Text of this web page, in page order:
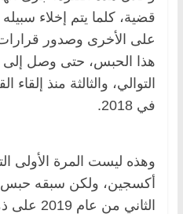
قضية، كلما يتم إخلاء
على الأخرى وصدور قرارات
هذا الحبس، حتى وصل إلى
التوالي، والثالثة منذ
في 2018.
وهذه ليست المرة الأولى